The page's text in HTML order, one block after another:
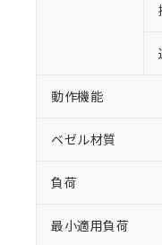
動作機能
ベゼル材質
負荷
最小適用負荷